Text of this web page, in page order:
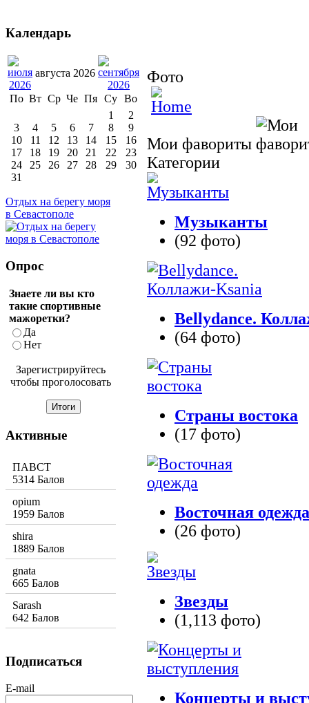
Фото
Мои фавориты
Категории
Музыканты
(92 фото)
Bellydance.
(64 фото)
Страны востока
(17 фото)
Восточная одежда
(26 фото)
Звезды
(1,113 фото)
Концерты и
Календарь
августа 2026
По Вт Ср Че Пя Су Во
1
2
3
4 5 6 7 8
9
10
11 12 13 14 15
16
17
18 19 20 21 22
23
24
25 26 27 28 29
30
31
Отдых на берегу моря
в Севастополе
Опрос
Знаете ли вы кто
такие спортивные
мажоретки?
Да
Нет
Зарегистрируйтесь
чтобы проголосовать
Активные
ПАВСТ
5314 Балов
opium
1959 Балов
shira
1889 Балов
gnata
665 Балов
Sarash
642 Балов
Подписаться
E-mail